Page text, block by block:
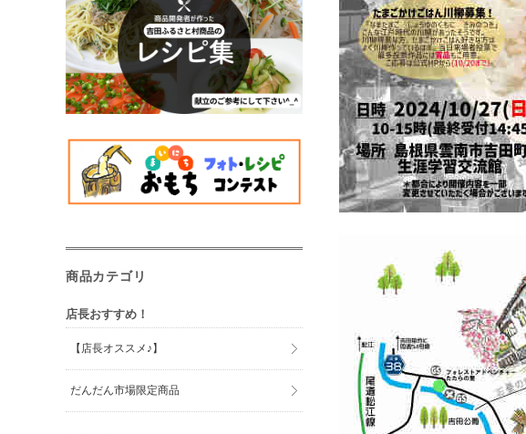
商品カテゴリ
店長おすすめ！
【店長オススメ♪】
だんだん市場限定商品